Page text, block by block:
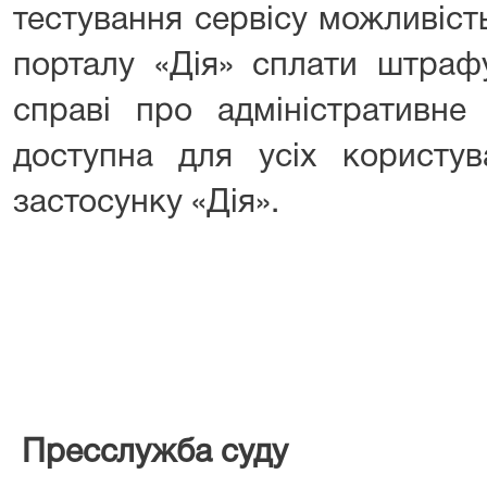
тестування сервісу
порталу «Дія» сплати
справі про
доступна для усіх
застосунку «Дія».
Пресслужба суду